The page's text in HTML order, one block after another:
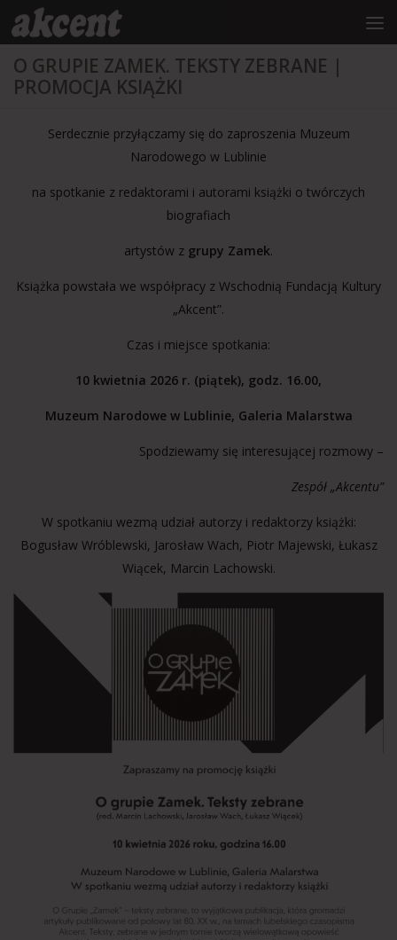
treści
Przejdź do treści
O GRUPIE ZAMEK. TEKSTY ZEBRANE |
PROMOCJA KSIĄŻKI
Serdecznie przyłączamy się do zaproszenia Muzeum
Narodowego w Lublinie
na spotkanie z redaktorami i autorami książki o twórczych
biografiach
artystów z grupy Zamek.
Książka powstała we współpracy z Wschodnią Fundacją Kultury
„Akcent”.
Czas i miejsce spotkania:
10 kwietnia 2026 r. (piątek), godz. 16.00,
Muzeum Narodowe w Lublinie, Galeria Malarstwa
Spodziewamy się interesującej rozmowy –
Zespół „Akcentu”
W spotkaniu wezmą udział autorzy i redaktorzy książki:
Bogusław Wróblewski, Jarosław Wach, Piotr Majewski, Łukasz
Wiącek, Marcin Lachowski.